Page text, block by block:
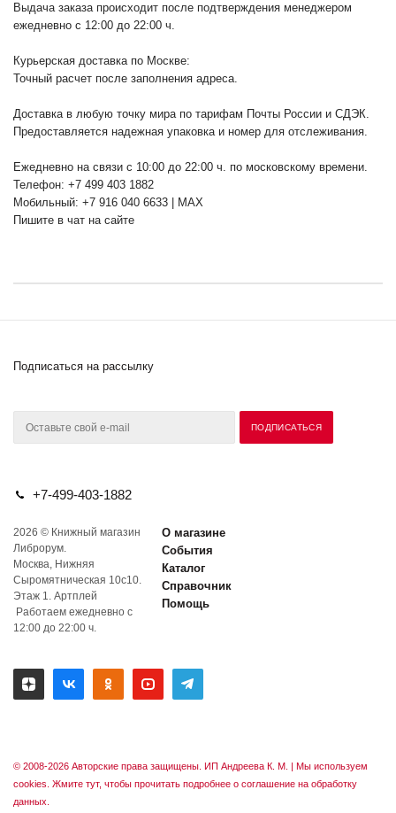
Выдача заказа происходит после подтверждения менеджером
ежедневно с 12:00 до 22:00 ч.
Курьерская доставка по Москве:
Точный расчет после заполнения адреса.
Доставка в любую точку мира по тарифам Почты России и СДЭК.
Предоставляется надежная упаковка и номер для отслеживания.
Ежедневно на связи с 10:00 до 22:00 ч. по московскому времени.
Телефон: +7 499 403 1882
Мобильный: +7 916 040 6633 | MAX
Пишите в чат на сайте
Подписаться на рассылку
+7-499-403-1882
2026 © Книжный магазин
Либрорум.
Москва, Нижняя
Сыромятническая 10с10.
Этаж 1. Артплей
Работаем ежедневно с
12:00 до 22:00 ч.
О магазине
События
Каталог
Справочник
Помощь
© 2008-2026 Авторские права защищены. ИП Андреева К. М. | Мы используем
cookies. Жмите тут, чтобы прочитать подробнее о соглашение на обработку
данных.